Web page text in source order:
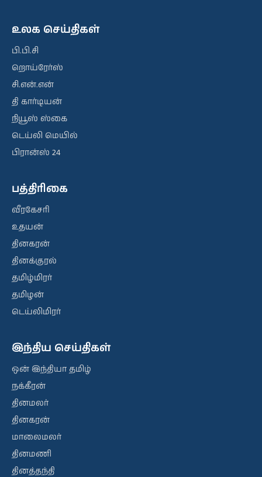
உலக செய்திகள்
பி.பி.சி
றொய்ரேர்ஸ்
சி.என்.என்
தி கார்டியன்
நியூஸ் ஸ்கை
டெய்லி மெயில்
பிரான்ஸ் 24
பத்திரிகை
வீரகேசரி
உதயன்
தினகரன்
தினக்குரல்
தமிழ்மிரர்
தமிழன்
டெய்லிமிரர்
இந்திய செய்திகள்
ஒன் இந்தியா தமிழ்
நக்கீரன்
தினமலர்
தினகரன்
மாலைமலர்
தினமணி
தினத்தந்தி